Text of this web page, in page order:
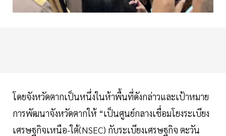
โดยจังหวัดตากเป็นหนึ่งในห้าพื้นที่ดังกล่าวและเป้าหมาย
การพัฒนาจังหวัดตากให้ “เป็นศูนย์กลางเชื่อมโยงระเบียง
เศรษฐกิจเหนือ-ใต้(NSEC) กับระเบียงเศรษฐกิจ ตะวัน